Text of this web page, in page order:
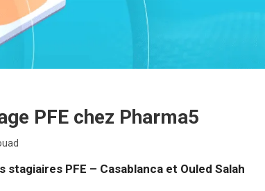
PFE chez Pharma5
stagiaires PFE – Casablanca et Ouled Salah